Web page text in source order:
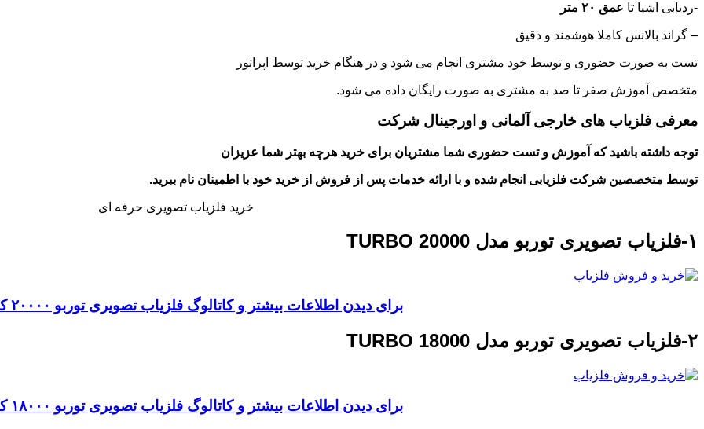
-ردیابی اشیا تا عمق ۲۰ متر
– گراند بالانس کاملا هوشمند و دقیق
تست به صورت حضوری و توسط خود مشتری انجام می شود و در هنگام خرید توسط اپراتور
متخصص آموزش صفر تا صد به مشتری به صورت رایگان داده می شود.
معرفی فلزیاب های خارجی آلمانی و اورجینال شرکت
توجه داشته باشید که آموزش و تست حضوری شما مشتریان برای خرید هرچه بهتر شما عزیزان
توسط متخصصین شرکت فلزیابی انجام شده و با ارائه خدمات پس از فروش از خرید خود با اطمینان نام ببرید.
خرید فلزیاب تصویری حرفه ای
۱-فلزیاب تصویری توربو مدل TURBO 20000
برای دیدن اطلاعات بیشتر و کاتالوگ فلزیاب تصویری توربو ۲۰۰۰۰ کلیک کنید
۲-فلزیاب تصویری توربو مدل TURBO 18000
برای دیدن اطلاعات بیشتر و کاتالوگ فلزیاب تصویری توربو ۱۸۰۰۰ کلیک کنید